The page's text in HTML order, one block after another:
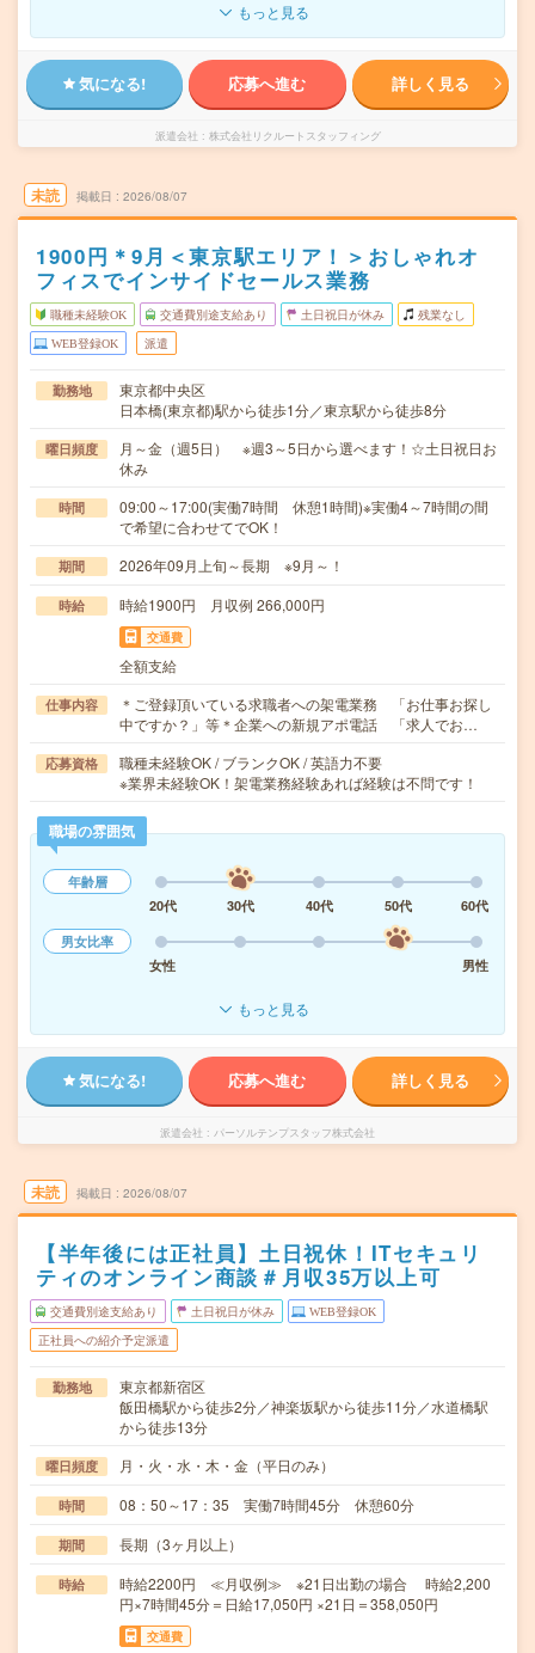
もっと見る
気になる! 応募へ進む 詳しく見る
派遣会社 株式会社リクルートスタッフィング
未読 掲載日 2026/08/07
1900円＊9月＜東京駅エリア！＞おしゃれオ
フィスでインサイドセールス業務
職種未経験OK 交通費別途支給あり 土日祝日が休み 残業なし
WEB登録OK 派遣
勤務地
東京都中央区
日本橋(東京都)駅から徒歩1分／東京駅から徒歩8分
曜日頻度
月～金（週5日） ※週3～5日から選べます！☆土日祝日お
休み
時間
09:00～17:00(実働7時間 休憩1時間)※実働4～7時間の間
で希望に合わせてでOK！
期間 2026年09月上旬～長期 ※9月～！
時給 時給1900円 月収例 266,000円
交通費
全額支給
仕事内容
＊ご登録頂いている求職者への架電業務 「お仕事お探し
中ですか？」等＊企業への新規アポ電話 「求人でお…
応募資格
職種未経験OK / ブランクOK / 英語力不要
※業界未経験OK！架電業務経験あれば経験は不問です！
職場の雰囲気
年齢層
20代
30代 40代 50代
60代
男女比率
女性
男性
もっと見る
気になる! 応募へ進む 詳しく見る
派遣会社 パーソルテンプスタッフ株式会社
未読 掲載日 2026/08/07
【半年後には正社員】土日祝休！ITセキュリ
ティのオンライン商談＃月収35万以上可
交通費別途支給あり 土日祝日が休み WEB登録OK
正社員への紹介予定派遣
勤務地
東京都新宿区
飯田橋駅から徒歩2分／神楽坂駅から徒歩11分／水道橋駅
から徒歩13分
曜日頻度 月・火・水・木・金（平日のみ）
時間 08：50～17：35 実働7時間45分 休憩60分
期間 長期（3ヶ月以上）
時給
時給2200円 ≪月収例≫ ※21日出勤の場合 時給2,200
円×7時間45分＝日給17,050円 ×21日＝358,050円
交通費